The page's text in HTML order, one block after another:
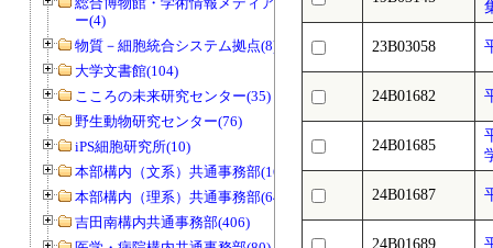
ー(4)
物質－細胞統合システム拠点(8)
大学文書館(104)
こころの未来研究センター(35)
野生動物研究センター(76)
iPS細胞研究所(10)
本部構内（文系）共通事務部(165)
本部構内（理系）共通事務部(646)
吉田南構内共通事務部(406)
23B03058
24B01682
24B01685
24B01687
24B01689